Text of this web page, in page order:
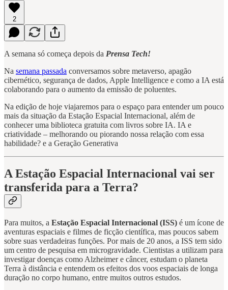
2
A semana só começa depois da Prensa Tech!
Na semana passada conversamos sobre metaverso, apagão
cibernético, segurança de dados, Apple Intelligence e como a IA está
colaborando para o aumento da emissão de poluentes.
Na edição de hoje viajaremos para o espaço para entender um pouco
mais da situação da Estação Espacial Internacional, além de
conhecer uma biblioteca gratuita com livros sobre IA. IA e
criatividade – melhorando ou piorando nossa relação com essa
habilidade? e a Geração Generativa
A Estação Espacial Internacional vai ser
transferida para a Terra?
Para muitos, a Estação Espacial Internacional (ISS) é um ícone de
aventuras espaciais e filmes de ficção científica, mas poucos sabem
sobre suas verdadeiras funções. Por mais de 20 anos, a ISS tem sido
um centro de pesquisa em microgravidade. Cientistas a utilizam para
investigar doenças como Alzheimer e câncer, estudam o planeta
Terra à distância e entendem os efeitos dos voos espaciais de longa
duração no corpo humano, entre muitos outros estudos.